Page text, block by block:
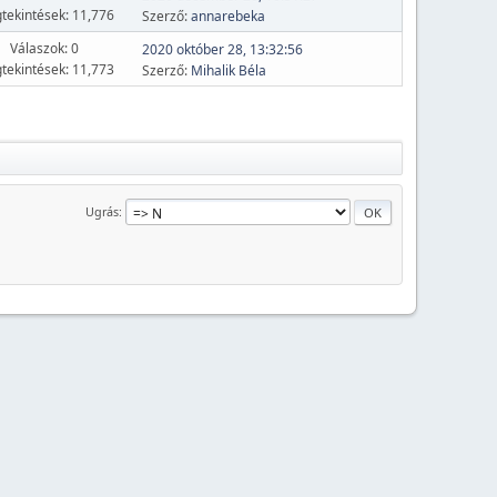
11,776
Szerző:annarebeka
Válaszok: 0
11,773
2020 október 28, 13:32:56
Szerző: Mihalik Béla
Ugrás